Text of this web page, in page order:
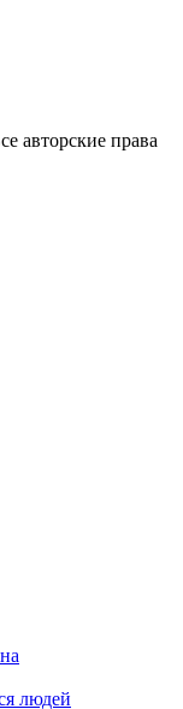
авторские права
людей